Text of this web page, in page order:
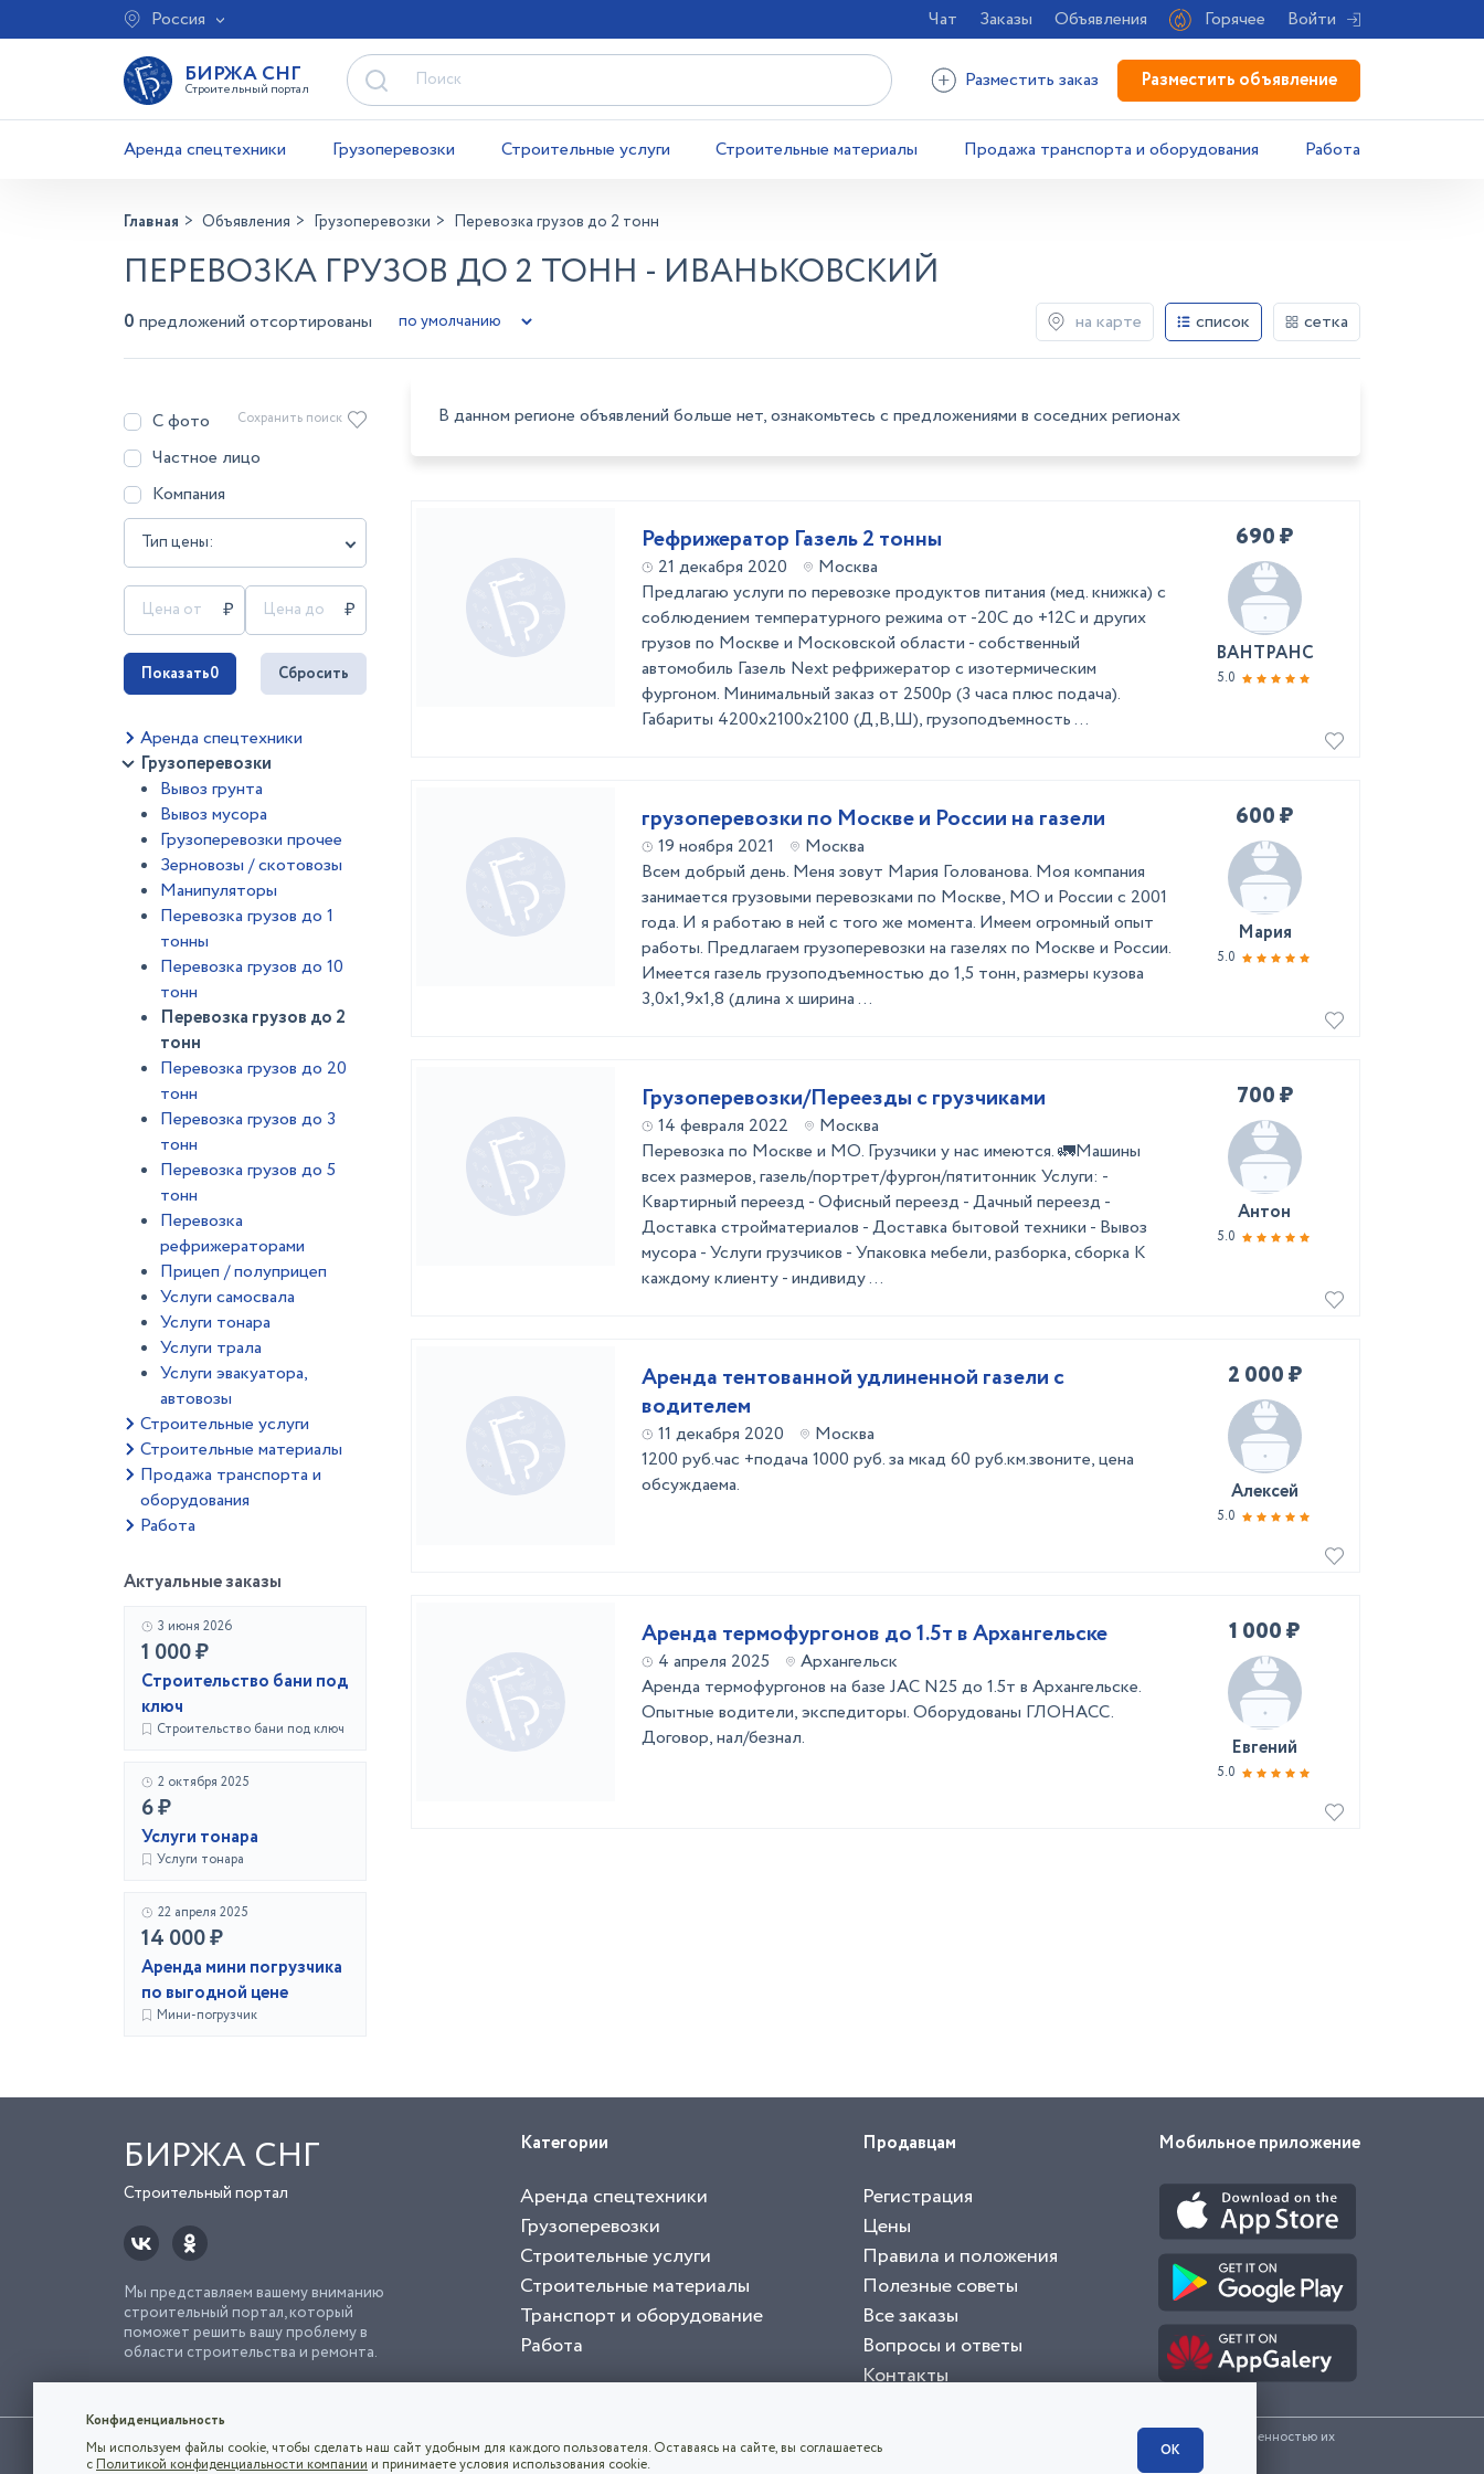
Россия Чат Заказы Объявления Горячее Войти
БИРЖА СНГ
Строительный портал Разместить заказ Разместить объявление
Аренда спецтехники Грузоперевозки Строительные услуги Строительные материалы Продажа транспорта и оборудования Работа
Главная Объявления Грузоперевозки Перевозка грузов до 2 тонн
ПЕРЕВОЗКА ГРУЗОВ ДО 2 ТОНН - ИВАНЬКОВСКИЙ
0 предложений отсортированы на карте список сетка
С фото
Частное лицо
Компания
Тип цены:
Сохранить поиск
Показать0 Сбросить
Аренда спецтехники
Грузоперевозки
Вывоз грунта
Вывоз мусора
Грузоперевозки прочее
Зерновозы / скотовозы
Манипуляторы
Перевозка грузов до 1
тонны
Перевозка грузов до 10
тонн
Перевозка грузов до 2
тонн
Перевозка грузов до 20
тонн
Перевозка грузов до 3
тонн
Перевозка грузов до 5
тонн
Перевозка
рефрижераторами
Прицеп / полуприцеп
Услуги самосвала
Услуги тонара
Услуги трала
Услуги эвакуатора,
автовозы
Строительные услуги
Строительные материалы
Продажа транспорта и
оборудования
Работа
Актуальные заказы
3 июня 2026
1 000 ₽
Строительство бани под
ключ
Строительство бани под ключ
2 октября 2025
6 ₽
Услуги тонара
Услуги тонара
22 апреля 2025
14 000 ₽
Аренда мини погрузчика
по выгодной цене
Мини-погрузчик
В данном регионе объявлений больше нет, ознакомьтесь с предложениями в соседних регионах
Рефрижератор Газель 2 тонны
21 декабря 2020
Москва
Предлагаю услуги по перевозке продуктов питания (мед. книжка) с
соблюдением температурного режима от -20С до +12С и другиx
грузов по Москве и Московской области - собственный
автомобиль Газель Next рефрижератор с изотермическим
фургоном. Минимальный заказ от 2500р (3 часа плюс подача).
Габариты 4200x2100x2100 (Д,В,Ш), грузоподъемность ...
690 ₽
ВАНТРАНС
5.0
грузоперевозки по Москве и России на газели
19 ноября 2021
Москва
Всем добрый день. Меня зовут Мария Голованова. Моя компания
занимается грузовыми перевозками по Москве, МО и России с 2001
года. И я работаю в ней с того же момента. Имеем огромный опыт
работы. Предлагаем грузоперевозки на газелях по Москве и России.
Имеется газель грузоподъемностью до 1,5 тонн, размеры кузова
3,0х1,9х1,8 (длина х ширина ...
600 ₽
Мария
5.0
Грузоперевозки/Переезды с грузчиками
14 февраля 2022
Москва
Перевозка по Москве и МО. Грузчики у нас имеются. 🚛Машины
всех размеров, газель/портрет/фургон/пятитонник Услуги: -
Квартирный переезд - Офисный переезд - Дачный переезд -
Доставка стройматериалов - Доставка бытовой техники - Вывоз
мусора - Услуги грузчиков - Упаковка мебели, разборка, сборка К
каждому клиенту - индивиду ...
700 ₽
Антон
5.0
Аренда тентованной удлиненной газели с
водителем
11 декабря 2020
Москва
1200 руб.час +подача 1000 руб. за мкад 60 руб.км.звоните, цена
обсуждаема.
2 000 ₽
Алексей
5.0
Аренда термофургонов до 1.5т в Архангельске
4 апреля 2025
Архангельск
Аренда термофургонов на базе JAC N25 до 1.5т в Архангельске.
Опытные водители, экспедиторы. Оборудованы ГЛОНАСС.
Договор, нал/безнал.
1 000 ₽
Евгений
5.0
БИРЖА СНГ
Строительный портал
Мы представляем вашему вниманию
строительный портал, который
поможет решить вашу проблему в
области строительства и ремонта.
Категории
Аренда спецтехники
Грузоперевозки
Строительные услуги
Строительные материалы
Транспорт и оборудование
Работа
Продавцам
Регистрация
Цены
Правила и положения
Полезные советы
Все заказы
Вопросы и ответы
Контакты
Мобильное приложение
Использование сайта, в том числе подача объявлений, означает согласие с
. Все логотипы и торговые марки представленные на сайте являются собственностью их
владельца.
Конфиденциальность
Мы используем файлы cookie, чтобы сделать наш сайт удобным для каждого пользователя. Оставаясь на сайте, вы соглашаетесь
с Политикой конфиденциальности компании и принимаете условия использования cookie.
ОК